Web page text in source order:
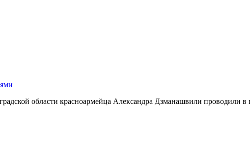
области красноармейца Александра Дзманашвили проводили в